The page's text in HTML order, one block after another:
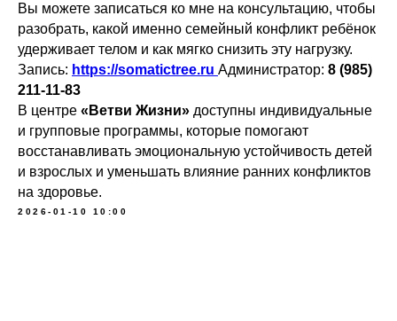
Вы можете записаться ко мне на консультацию, чтобы
разобрать, какой именно семейный конфликт ребёнок
удерживает телом и как мягко снизить эту нагрузку.
Запись: https://somatictree.ru Администратор: 8 (985)
211-11-83
В центре «Ветви Жизни» доступны индивидуальные
и групповые программы, которые помогают
восстанавливать эмоциональную устойчивость детей
и взрослых и уменьшать влияние ранних конфликтов
на здоровье.
2026-01-10 10:00